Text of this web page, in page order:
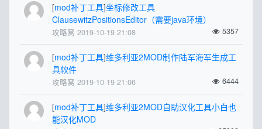
[mod补丁工具]坐标修改工具
ClausewitzPositionsEditor（需要java环境）
攻略窝 2019-10-19 21:08 5357
[mod补丁工具]维多利亚2MOD制作陆军海军生成工
具软件
攻略窝 2019-10-19 21:06 6444
[mod补丁工具]维多利亚2MOD自助汉化工具小白也
能汉化MOD